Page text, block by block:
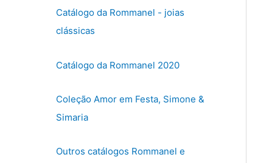
c
t
g
o
i
Catálogo da Rommanel - joias
clássicas
Catálogo da Rommanel 2020
Coleção Amor em Festa, Simone &
Simaria
Outros catálogos Rommanel e